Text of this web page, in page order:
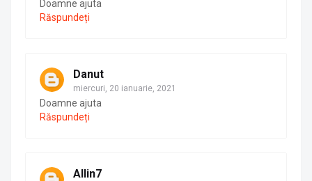
Doamne ajuta
Răspundeți
Danut
miercuri, 20 ianuarie, 2021
Doamne ajuta
Răspundeți
Allin7